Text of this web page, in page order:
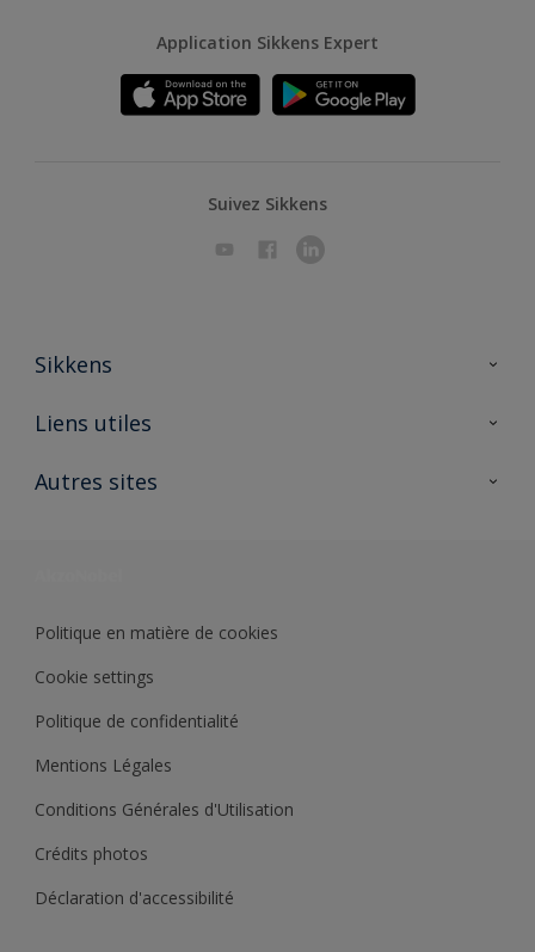
Application Sikkens Expert
Suivez Sikkens
Sikkens
A propos de Sikkens
Liens utiles
Ouvrir un magasin PASS
Autres sites
Politique en matière de cookies
Cookie settings
Politique de confidentialité
Mentions Légales
Conditions Générales d'Utilisation
Crédits photos
Déclaration d'accessibilité